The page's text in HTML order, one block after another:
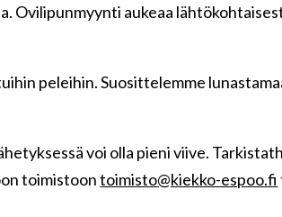
Ovilipunmyynti aukeaa
peleihin. Suosittelemme
voi olla pieni viive.
toimistoon toimisto@kiekko-espoo.fi